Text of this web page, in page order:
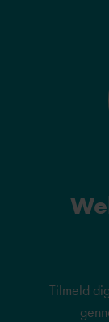
Tilmeld